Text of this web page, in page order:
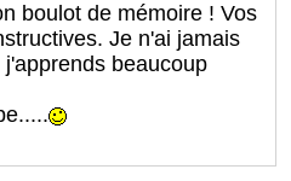
boulot de mémoire ! Vos
Je n'ai jamais
beaucoup